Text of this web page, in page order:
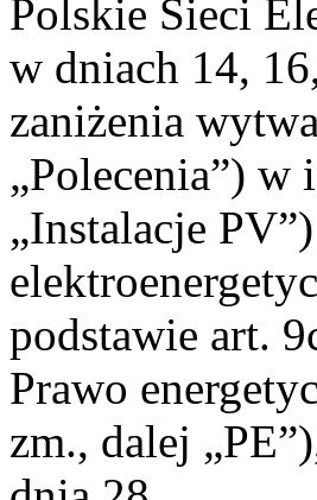
Polskie Sieci
w dniach 14,
zaniżenia
„Polecenia”)
„Instalacje
podstawie art.
Prawo
zm., dalej